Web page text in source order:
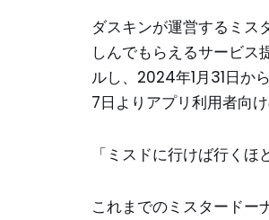
ダスキンが運営するミス
しんでもらえるサービス
ルし、2024年1月31日か
7日よりアプリ利用者向
「ミスドに行けば行くほ
これまでのミスタードー